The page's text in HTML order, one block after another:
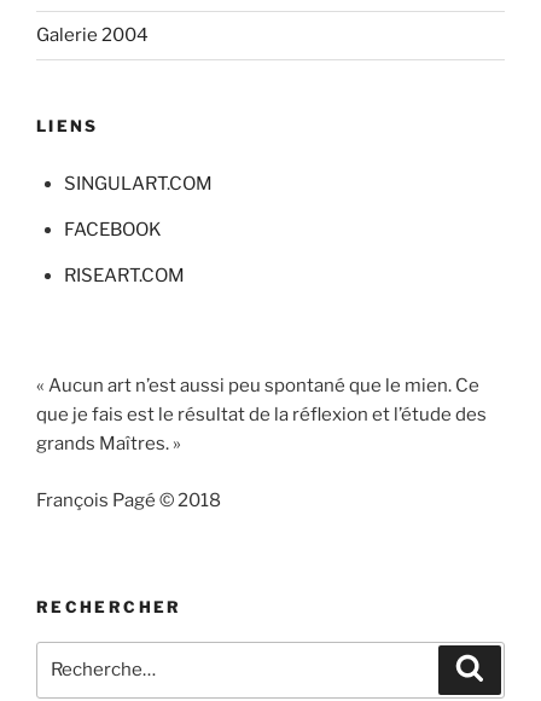
Galerie 2004
LIENS
SINGULART.COM
FACEBOOK
RISEART.COM
« Aucun art n’est aussi peu spontané que le mien. Ce
que je fais est le résultat de la réflexion et l’étude des
grands Maîtres. »
François Pagé © 2018
RECHERCHER
pour